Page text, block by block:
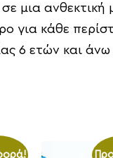
μια ανθεκτική
για κάθε
6 ετών και άνω